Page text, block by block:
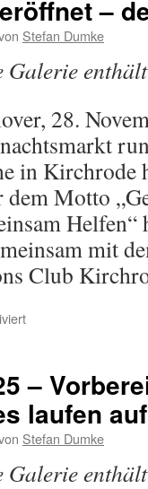
alte
Nester
–
Stefan Dumke
Galerie
28.
in Kirchrode
dem Motto
mit
Club
für
der
Advent
beginnt
–
laufen
Stefan Dumke
Galerie